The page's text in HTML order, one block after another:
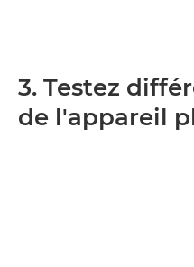
3. Testez
de l'appareil